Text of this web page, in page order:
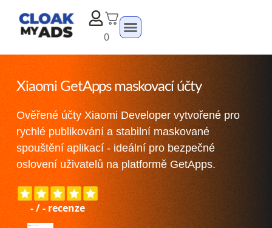
0
Xiaomi GetApps maskovací účty
Ověřené účty Xiaomi Developer vytvořené pro
rychlé publikování a stabilní maskované
spouštění aplikací - ideální pro bezpečné
oslovení uživatelů na platformě GetApps.
-/- recenze